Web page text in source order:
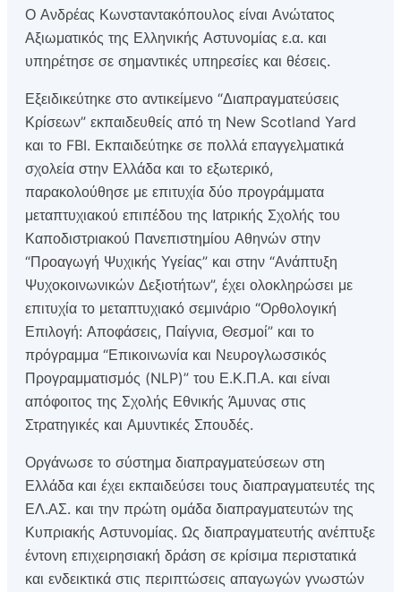
Ο Ανδρέας Κωνσταντακόπουλος είναι Ανώτατος
Αξιωματικός της Ελληνικής Αστυνομίας ε.α. και
υπηρέτησε σε σημαντικές υπηρεσίες και θέσεις.
Εξειδικεύτηκε στο αντικείμενο “Διαπραγματεύσεις
Κρίσεων” εκπαιδευθείς από τη New Scotland Yard
και το FBI. Εκπαιδεύτηκε σε πολλά επαγγελματικά
σχολεία στην Ελλάδα και το εξωτερικό,
παρακολούθησε με επιτυχία δύο προγράμματα
μεταπτυχιακού επιπέδου της Ιατρικής Σχολής του
Καποδιστριακού Πανεπιστημίου Αθηνών στην
“Προαγωγή Ψυχικής Υγείας” και στην “Ανάπτυξη
Ψυχοκοινωνικών Δεξιοτήτων”, έχει ολοκληρώσει με
επιτυχία το μεταπτυχιακό σεμινάριο “Ορθολογική
Επιλογή: Αποφάσεις, Παίγνια, Θεσμοί” και το
πρόγραμμα “Επικοινωνία και Νευρογλωσσικός
Προγραμματισμός (NLP)” του Ε.Κ.Π.Α. και είναι
απόφοιτος της Σχολής Εθνικής Άμυνας στις
Στρατηγικές και Αμυντικές Σπουδές.
Οργάνωσε το σύστημα διαπραγματεύσεων στη
Ελλάδα και έχει εκπαιδεύσει τους διαπραγματευτές της
ΕΛ.ΑΣ. και την πρώτη ομάδα διαπραγματευτών της
Κυπριακής Αστυνομίας. Ως διαπραγματευτής ανέπτυξε
έντονη επιχειρησιακή δράση σε κρίσιμα περιστατικά
και ενδεικτικά στις περιπτώσεις απαγωγών γνωστών